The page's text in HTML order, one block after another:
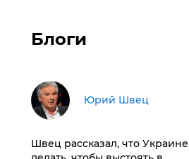
Блоги
Юрий Швец
Швец рассказал, что